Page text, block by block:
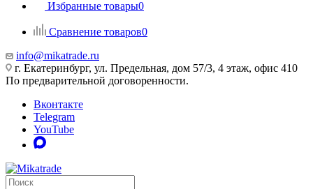
Избранные товары0
Сравнение товаров0
info@mikatrade.ru
г. Екатеринбург, ул. Предельная, дом 57/3, 4 этаж, офис 410
По предварительной договоренности.
Вконтакте
Telegram
YouTube